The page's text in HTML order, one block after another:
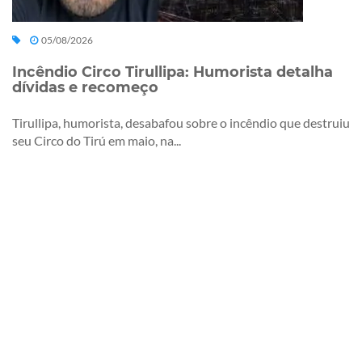
05/08/2026
Incêndio Circo Tirullipa: Humorista detalha
dívidas e recomeço
Tirullipa, humorista, desabafou sobre o incêndio que destruiu
seu Circo do Tirú em maio, na...